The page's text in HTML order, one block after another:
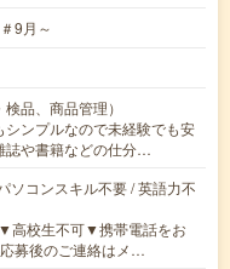
9月～
品、商品管理）
ンプルなので未経験でも安
や書籍などの仕分…
ソコンスキル不要 / 英語力不
校生不可▼携帯電話をお
募後のご連絡はメ…